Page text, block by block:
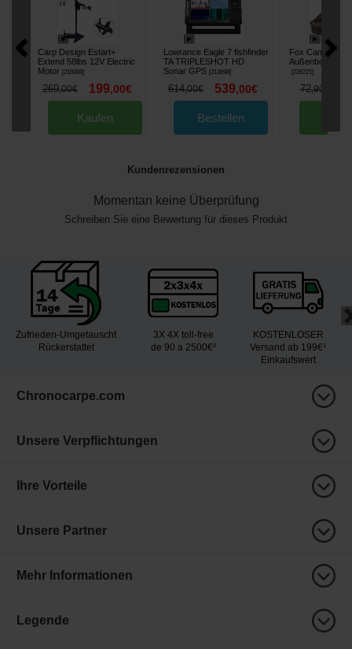
Carp Design Estart+
Extend 58lbs 12V Electric
Motor [219388]
269,00€ 199,00€
Kaufen
Lowrance Eagle 7 fishfinder
TA TRIPLESHOT HD
Sonar GPS [213698]
614,00€ 539,00€
Bestellen
Fox Camolite
[226721]
72,90
Kundenrezensionen
Momentan keine Überprüfung
Schreiben Sie eine Bewertung für dieses Produkt
Zufrieden-Umgetauscht
Rückerstattet
3X 4X toll-free
de 90 a 2500€²
KOSTENLOSER
Versand ab 199€¹
Einkaufswert
Chronocarpe.com
Unsere Verpflichtungen
Ihre Vorteile
Unsere Partner
Mehr Informationen
Legende